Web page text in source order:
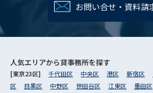
お問い合せ・資料請
人気エリアから貸事務所を探す
[東京23区] 千代田区 中央区 港区 新宿区
区
目黒区 中野区 世田谷区 江東区 墨田区